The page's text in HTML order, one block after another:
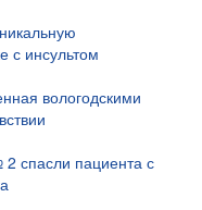
с инсультом
вологодскими
спасли пациента с